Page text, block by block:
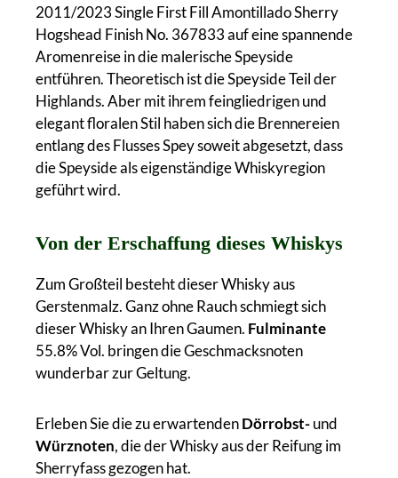
2011/2023 Single First Fill Amontillado Sherry
Hogshead Finish No. 367833 auf eine spannende
Aromenreise in die malerische Speyside
entführen. Theoretisch ist die Speyside Teil der
Highlands. Aber mit ihrem feingliedrigen und
elegant floralen Stil haben sich die Brennereien
entlang des Flusses Spey soweit abgesetzt, dass
die Speyside als eigenständige Whiskyregion
geführt wird.
Von der Erschaffung dieses Whiskys
Zum Großteil besteht dieser Whisky aus
Gerstenmalz. Ganz ohne Rauch schmiegt sich
dieser Whisky an Ihren Gaumen. Fulminante
55.8% Vol. bringen die Geschmacksnoten
wunderbar zur Geltung.
Erleben Sie die zu erwartendenDörrobst-und
Würznoten, die der Whisky aus der Reifung im
Sherryfass gezogen hat.